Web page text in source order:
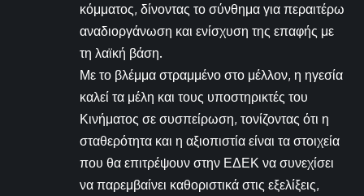
κόμματος, δίνοντας το σύνθημα για περαιτέρω
αναδιοργάνωση και ενίσχυση της επαφής με
τη λαϊκή βάση.
Με το βλέμμα στραμμένο στο μέλλον, η ηγεσία
καλεί τα μέλη και τους υποστηρικτές του
Κινήματος σε συσπείρωση, τονίζοντας ότι η
σταθερότητα και η αξιοπιστία είναι τα στοιχεία
που θα επιτρέψουν στην ΕΔΕΚ να συνεχίσει
να παρεμβαίνει καθοριστικά στις εξελίξεις,